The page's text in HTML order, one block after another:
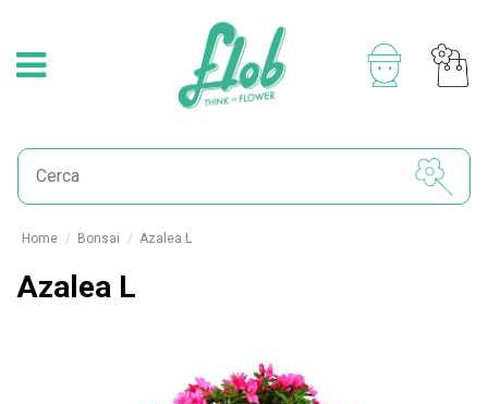
Home Bonsai Azalea L
Azalea L